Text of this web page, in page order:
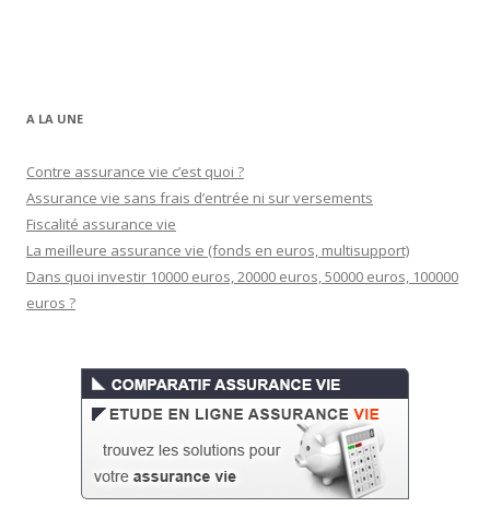
A LA UNE
Contre assurance vie c’est quoi ?
Assurance vie sans frais d’entrée ni sur versements
Fiscalité assurance vie
La meilleure assurance vie (fonds en euros, multisupport)
Dans quoi investir 10000 euros, 20000 euros, 50000 euros, 100000
euros ?